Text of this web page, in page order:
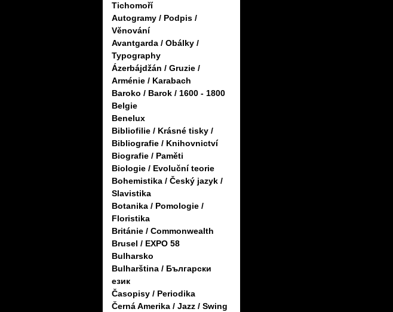
Tichomoří
Autogramy / Podpis /
Věnování
Avantgarda / Obálky /
Typography
Ázerbájdžán / Gruzie /
Arménie / Karabach
Baroko / Barok / 1600 - 1800
Belgie
Benelux
Bibliofilie / Krásné tisky /
Bibliografie / Knihovnictví
Biografie / Paměti
Biologie / Evoluční teorie
Bohemistika / Český jazyk /
Slavistika
Botanika / Pomologie /
Floristika
Británie / Commonwealth
Brusel / EXPO 58
Bulharsko
Bulharština / Български
език
Časopisy / Periodika
Černá Amerika / Jazz / Swing